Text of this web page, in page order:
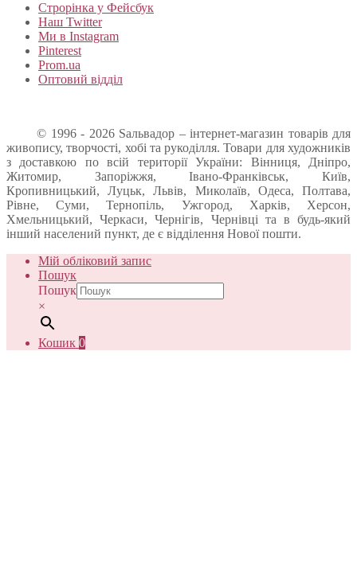
Строрінка у Фейсбук
Наш Twitter
Ми в Instagram
Pinterest
Prom.ua
Оптовий відділ
© 1996 - 2026 Sальвадор – інтернет-магазин товарів для
живопису, творчості, хобі та рукоділля. Товари для художників
з доставкою по всій території України: Вінниця, Дніпро,
Житомир, Запоріжжя, Івано-Франківськ, Київ,
Кропивницький, Луцьк, Львів, Миколаїв, Одеса, Полтава,
Рівне, Суми, Тернопіль, Ужгород, Харків, Херсон,
Хмельницький, Черкаси, Чернігів, Чернівці та в будь-який
інший населений пункт, де є відділення Нової пошти.
Мій обліковий запис
Пошук
Пошук
×
Кошик 0